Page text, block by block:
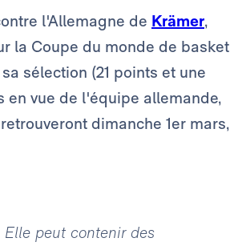
l'Allemagne de Krämer,
la Coupe du monde de basket
sélection (21 points et une
en vue de l'équipe allemande,
dimanche 1er mars,
peut contenir des